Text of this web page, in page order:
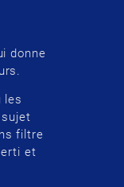
donne
les
filtre
et